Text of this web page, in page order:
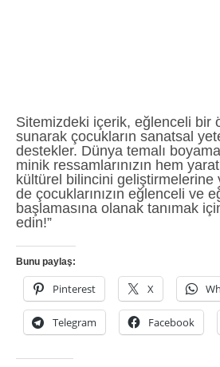
Sitemizdeki içerik, eğlenceli bir
sunarak çocukların sanatsal
destekler. Dünya temalı
minik ressamlarınızın hem
kültürel bilincini geliştirmelerine
de çocuklarınızın eğlenceli ve
başlamasına olanak tanımak
edin!”
Bunu paylaş:
Pinterest X
Telegram Facebook